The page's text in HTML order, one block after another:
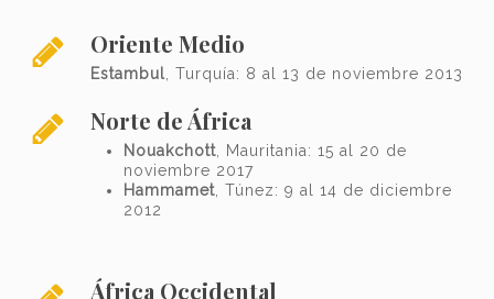
Oriente Medio
Estambul , Turquía: 8 al 13 de noviembre 2013
Norte de África
Nouakchott, Mauritania: 15 al 20 de
noviembre 2017
Hammamet, Túnez: 9 al 14 de diciembre
2012
África Occidental